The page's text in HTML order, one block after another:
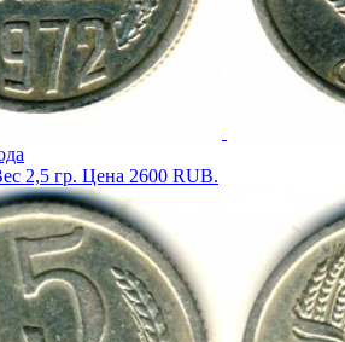
2,5 гр. Цена 2600 RUB.